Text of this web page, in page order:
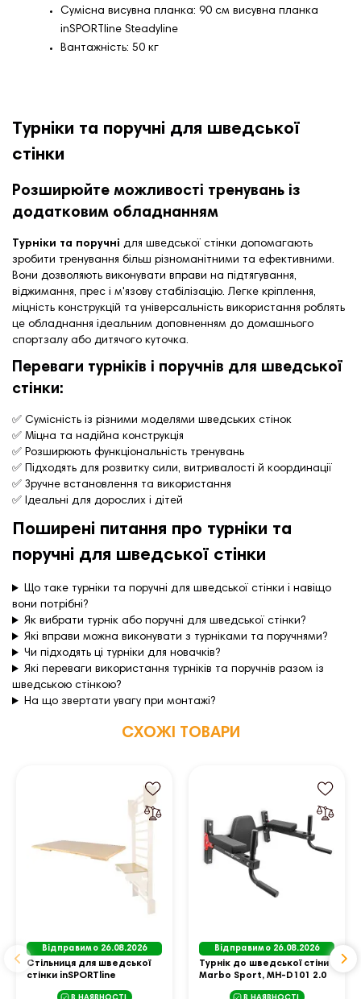
Сумісна висувна планка: 90 см висувна планка
inSPORTline Steadyline
Вантажність: 50 кг
Турніки та поручні для шведської
стінки
Розширюйте можливості тренувань із
додатковим обладнанням
Турніки та поручні для шведської стінки допомагають
зробити тренування більш різноманітними та ефективними.
Вони дозволяють виконувати вправи на підтягування,
віджимання, прес і м'язову стабілізацію. Легке кріплення,
міцність конструкцій та універсальність використання роблять
це обладнання ідеальним доповненням до домашнього
спортзалу або дитячого куточка.
Переваги турніків і поручнів для шведської
стінки:
✅ Сумісність із різними моделями шведських стінок
✅ Міцна та надійна конструкція
✅ Розширюють функціональність тренувань
✅ Підходять для розвитку сили, витривалості й координації
✅ Зручне встановлення та використання
✅ Ідеальні для дорослих і дітей
Поширені питання про турніки та
поручні для шведської стінки
Що таке турніки та поручні для шведської стінки і навіщо
вони потрібні?
Як вибрати турнік або поручні для шведської стінки?
Які вправи можна виконувати з турніками та поручнями?
Чи підходять ці турніки для новачків?
Які переваги використання турніків та поручнів разом із
шведською стінкою?
На що звертати увагу при монтажі?
СХОЖІ ТОВАРИ
Відправимо 26.08.2026
Стільниця для шведської
стінки inSPORTline
Відправимо 26.08.2026
Турнік до шведської стіни
Marbo Sport, MH-D101 2.0